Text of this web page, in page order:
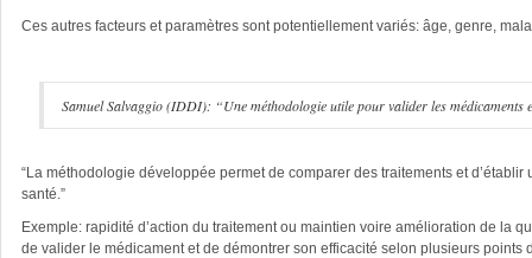
Ces autres facteurs et paramètres sont potentiellement variés: âge, genre,
Samuel Salvaggio (IDDI): “Une méthodologie utile pour valider les
“La méthodologie développée permet de comparer des traitements et
santé.”
Exemple: rapidité d’action du traitement ou maintien voire amélioration de la
de valider le médicament et de démontrer son efficacité selon plusieurs points